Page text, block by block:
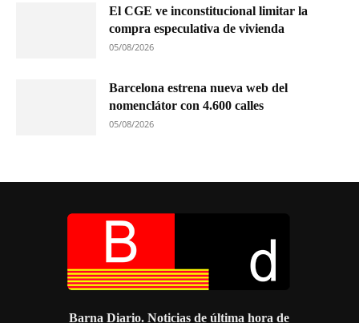
El CGE ve inconstitucional limitar la
compra especulativa de vivienda
05/08/2026
Barcelona estrena nueva web del
nomenclátor con 4.600 calles
05/08/2026
Barna Diario. Noticias de última hora de